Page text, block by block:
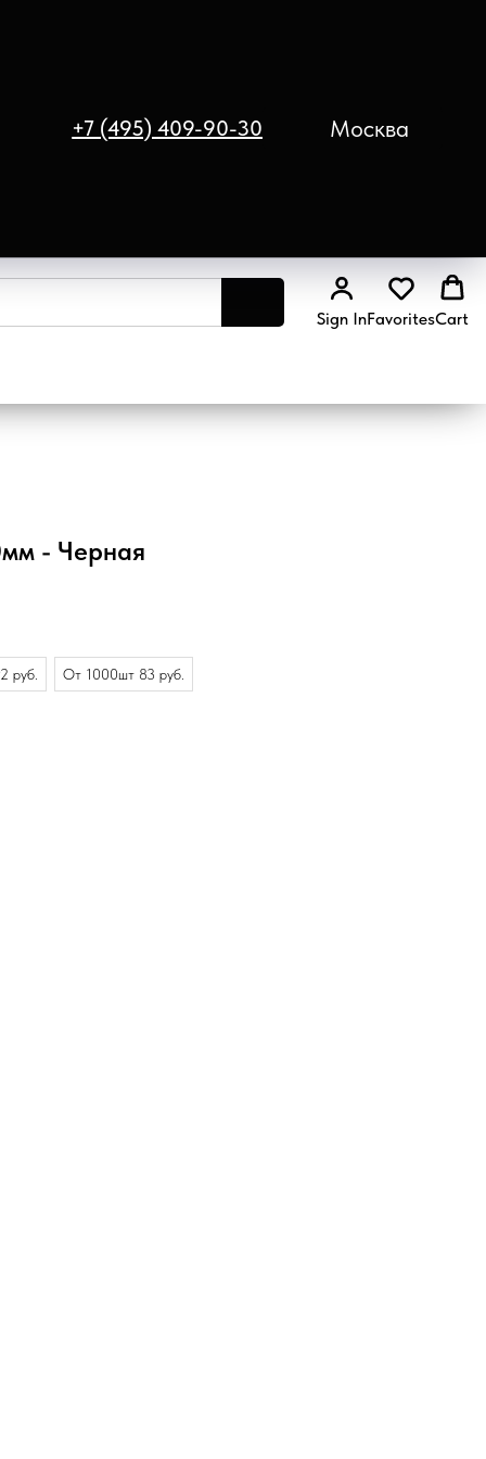
+7 (495) 409-90-30 Москва
Sign InFavoritesCart
- Черная
руб. От 1000шт 83 руб.